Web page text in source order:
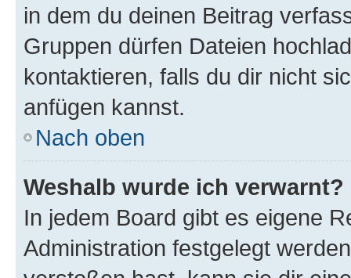
in dem du deinen Beitrag
Gruppen dürfen Dateien
kontaktieren, falls du dir nicht
anfügen kannst.
Nach oben
Weshalb wurde ich verwarnt?
In jedem Board gibt es eigene
Administration festgelegt